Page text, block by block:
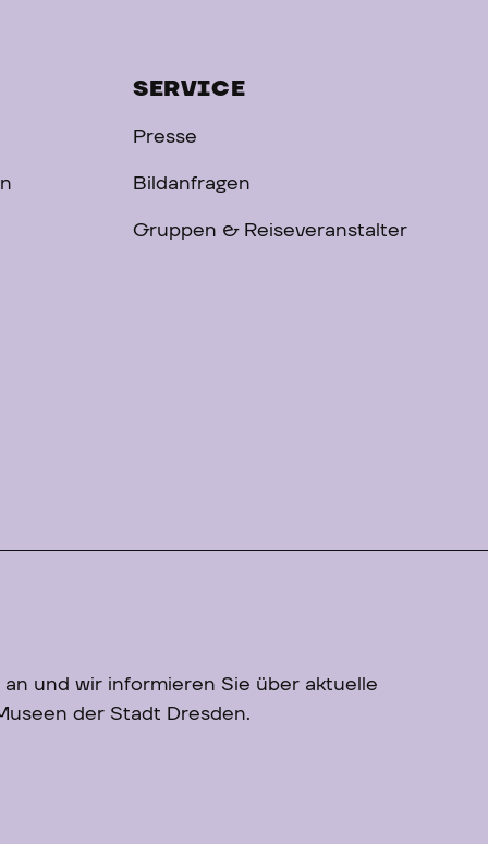
SERVICE
Presse
Bildanfragen
Gruppen & Reiseveranstalter
und wir informieren Sie über aktuelle
der Stadt Dresden.